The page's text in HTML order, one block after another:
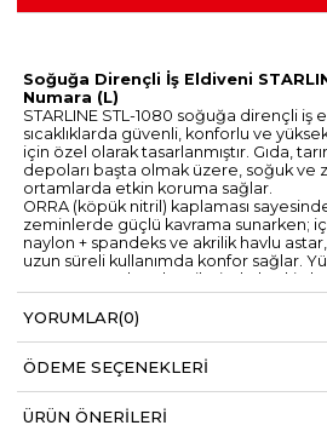
Soğuğa Dirençli İş Eldiveni
Numara (L)
STARLINE STL-1080 soğuğa dirençli iş
sıcaklıklarda güvenli, konforlu ve
için özel olarak tasarlanmıştır. Gıda,
depoları başta olmak üzere, soğuk ve
ortamlarda etkin koruma sağlar.
ORRA (köpük nitril) kaplaması
zeminlerde güçlü kavrama sunarken;
naylon + spandeks ve akrilik havlu astar,
uzun süreli kullanımda konfor sağlar.
cam ve metal endüstrilerinde keskin
çalışmak için de uygundur.
Nefes alabilir yapısı ve esnek tasarımı
Kullanım Alanları
Gıda üretim ve lojistik tesisleri
YORUMLAR(0)
ÖDEME SEÇENEKLERI
ÜRÜN ÖNERILERI